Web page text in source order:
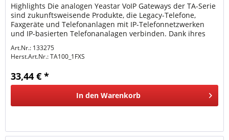
Highlights Die analogen Yeastar VoIP Gateways der TA-Serie
sind zukunftsweisende Produkte, die Legacy-Telefone,
Faxgeräte und Telefonanlagen mit IP-Telefonnetzwerken
und IP-basierten Telefonanalagen verbinden. Dank ihres
Art.Nr.: 133275
Herst.Art.Nr.:TA100_1FXS
33,44 € *
In den Warenkorb